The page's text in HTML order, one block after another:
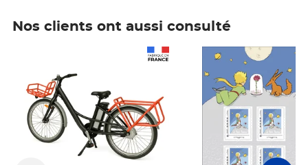
Nos clients ont aussi consulté
Prix 6,25€ HT